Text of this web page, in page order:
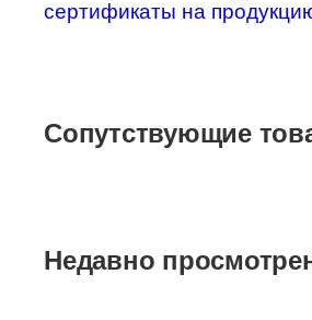
сертификаты на
Сопутствующие
Недавно